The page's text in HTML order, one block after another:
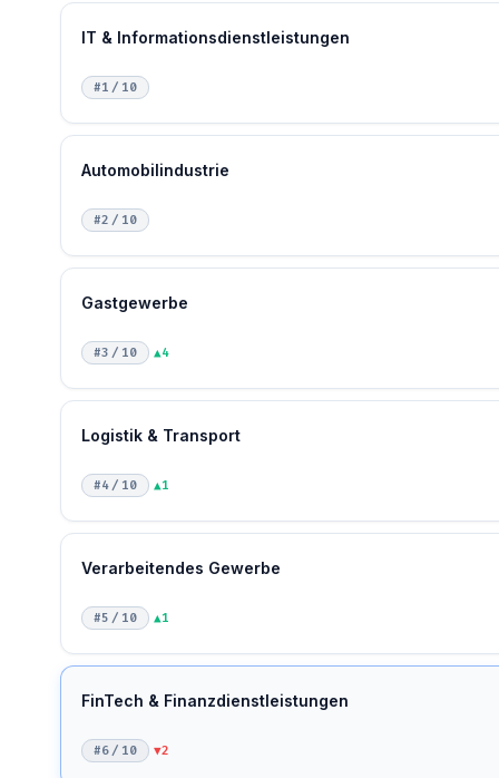
IT & Informationsdienstleistungen
#1 / 10
Automobilindustrie
#2 / 10
Gastgewerbe
#3 / 10 ▲4
Logistik & Transport
#4 / 10 ▲1
Verarbeitendes Gewerbe
#5 / 10 ▲1
FinTech & Finanzdienstleistungen
#6 / 10 ▼2